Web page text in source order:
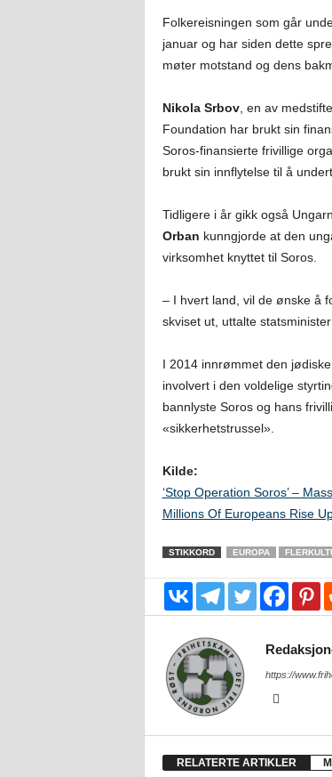
Folkereisningen som går
januar og har siden dette
møter motstand og dens
Nikola Srbov, en av
Foundation har brukt sin
Soros-finansierte frivillige
brukt sin innflytelse til å
Tidligere i år gikk også Ungarn
Orban kunngjorde at den
virksomhet knyttet til Soros.
– I hvert land, vil de ønske å
skviset ut, uttalte
I 2014 innrømmet den
involvert i den voldelige
bannlyste Soros og hans
«sikkerhetstrussel».
Kilde:
‘Stop Operation Soros’ –
Millions Of Europeans Rise
STIKKORD EUROPA
https://
RELATERTE ARTIKLER